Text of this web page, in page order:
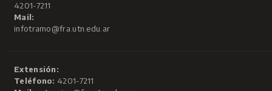
4201-7211
Mail:
infotramo@fra.utn.edu.ar
Extensión:
Teléfono: 4201-7211